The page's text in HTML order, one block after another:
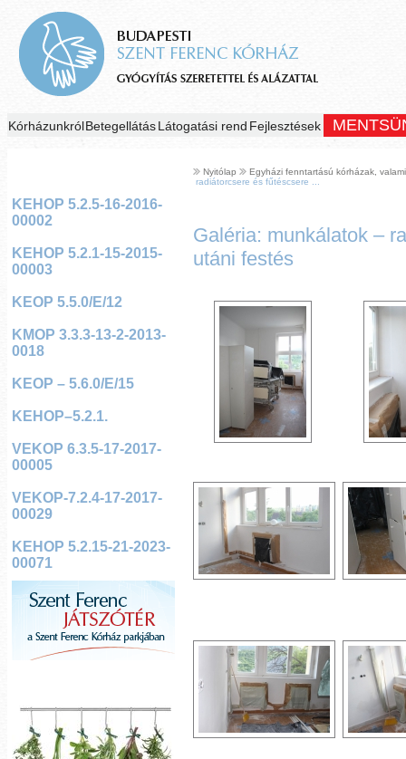
KórházunkrólBetegellátásLátogatási rend Fejlesztések
KEHOP 5.2.5-16-2016-
00002
KEHOP 5.2.1-15-2015-
00003
KEOP 5.5.0/E/12
KMOP 3.3.3-13-2-2013-
0018
KEOP – 5.6.0/E/15
KEHOP–5.2.1.
VEKOP 6.3.5-17-2017-
00005
VEKOP-7.2.4-17-2017-
00029
KEHOP 5.2.15-21-2023-
00071
Nyitólap
Egyházi fenntartású kórházak,
radiátorcsere és fűtéscsere ...
Galéria: munkálatok –
utáni festés